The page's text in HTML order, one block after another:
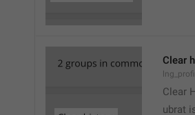
Clear
Clear
ubrat